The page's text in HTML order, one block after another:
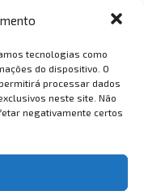
tecnologias como
do dispositivo. O
processar dados
neste site. Não
negativamente certos
durante toda a
do
ou outro
álcool em gel